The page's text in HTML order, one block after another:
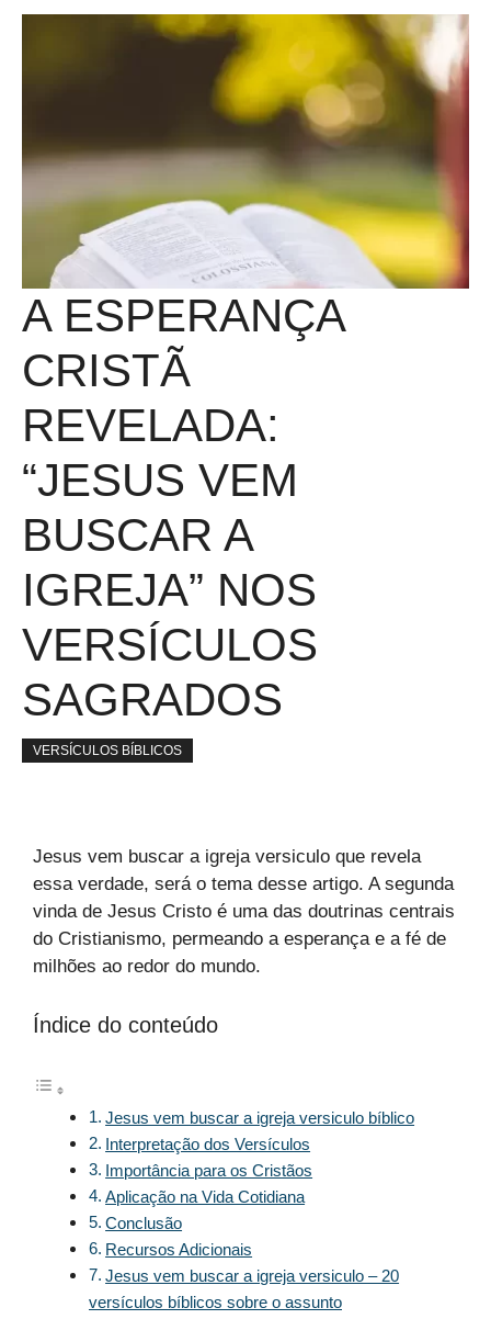
A ESPERANÇA
CRISTÃ
REVELADA:
“JESUS VEM
BUSCAR A
IGREJA” NOS
VERSÍCULOS
SAGRADOS
VERSÍCULOS BÍBLICOS
Jesus vem buscar a igreja versiculo que revela
essa verdade, será o tema desse artigo. A segunda
vinda de Jesus Cristo é uma das doutrinas centrais
do Cristianismo, permeando a esperança e a fé de
milhões ao redor do mundo.
Índice do conteúdo
Jesus vem buscar a igreja versiculo bíblico
Interpretação dos Versículos
Importância para os Cristãos
Aplicação na Vida Cotidiana
Conclusão
Recursos Adicionais
Jesus vem buscar a igreja versiculo – 20
versículos bíblicos sobre o assunto